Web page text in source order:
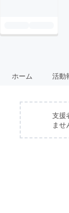
ホーム 活動
支援
ませ